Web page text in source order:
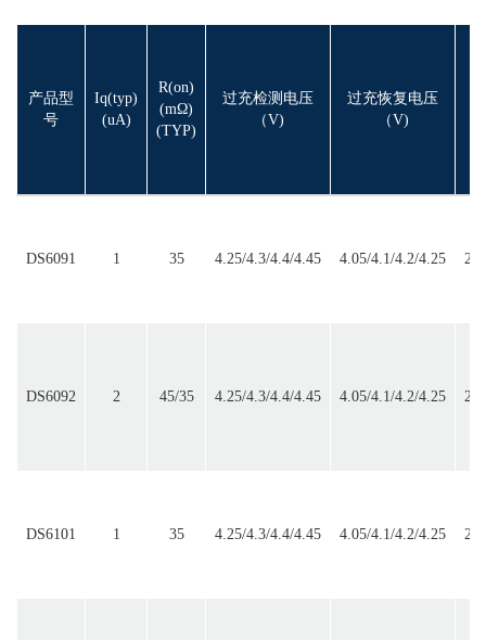
产品型
号
Iq(typ)
(uA)
R(on)
(mΩ)
(TYP)
过充检测电压
（V)
过充恢复电压
（V)
DS6091 1 35 4.25/4.3/4.4/4.45 4.05/4.1/4.2/4.25
DS6092 2 45/35 4.25/4.3/4.4/4.45 4.05/4.1/4.2/4.25
DS6101 1 35 4.25/4.3/4.4/4.45 4.05/4.1/4.2/4.25